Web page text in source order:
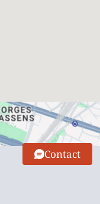
Contact